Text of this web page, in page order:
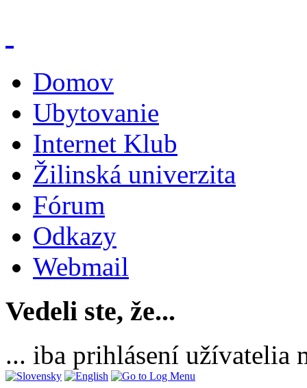
Domov
Ubytovanie
Internet Klub
Žilinská univerzita
Fórum
Odkazy
Webmail
Vedeli ste, že...
... iba prihlásení užívatelia